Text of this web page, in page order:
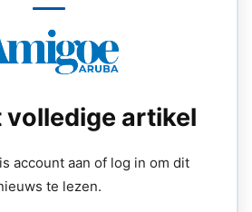
volledige artikel
account aan of log in om dit
te lezen.